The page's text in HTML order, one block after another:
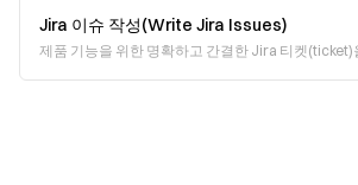
Jira 이슈 작성(Write Jira Issues)
제품 기능을 위한 명확하고 간결한 Jira 티켓(ticket)